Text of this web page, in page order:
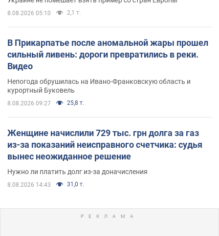
8.08.2026 05:10 2,1 т.
В Прикарпатье после аномальной жары прошел
сильный ливень: дороги превратились в реки.
Видео
Непогода обрушилась на Ивано-Франковскую область и
курортный Буковель
8.08.2026 09:27 25,8 т.
Женщине начислили 729 тыс. грн долга за газ
из-за показаний неисправного счетчика: судья
вынес неожиданное решение
Нужно ли платить долг из-за доначисления
8.08.2026 14:43 31,0 т.